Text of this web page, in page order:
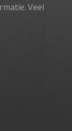
Veel